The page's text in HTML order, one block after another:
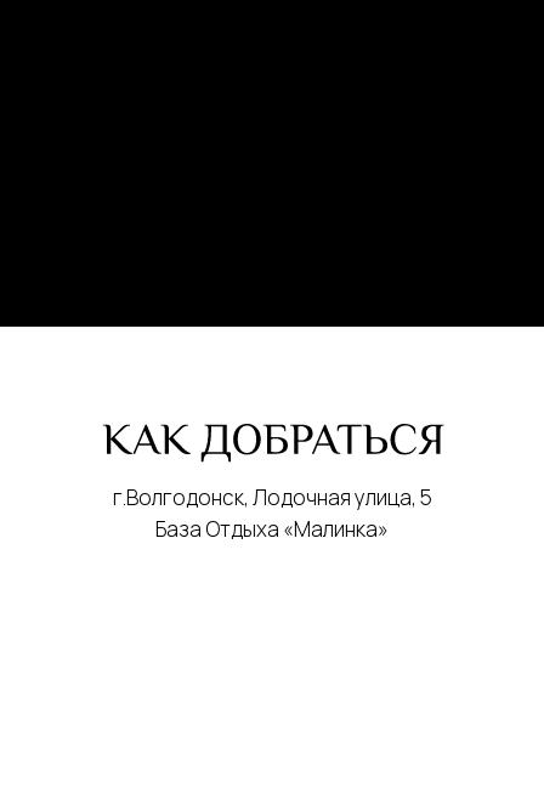
г.Волгодонск, Лодочная улица, 5
База Отдыха «Малинка»